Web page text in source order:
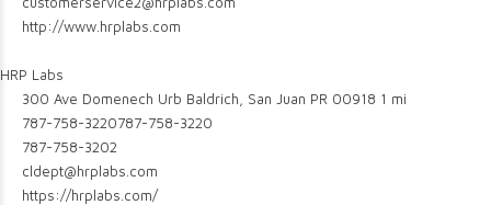
http://www.hrplabs.com
HRP Labs
300 Ave Domenech Urb Baldrich, San Juan PR 00918 1 mi
787-758-3220787-758-3220
787-758-3202
cldept@hrplabs.com
https://hrplabs.com/